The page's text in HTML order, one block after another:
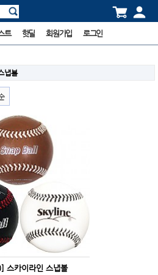
트 핫딜 회원가입 로그인
냅볼
스카이라인 스냅볼